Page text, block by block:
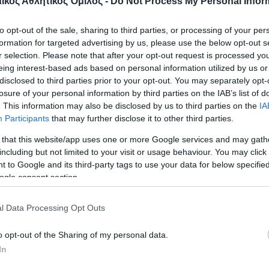
opt-out of the sale, sharing to third parties, or processing of your
for targeted advertising by us, please use the below opt-out
selection. Please note that after your opt-out request is processed
interest-based ads based on personal information utilized by us
to third parties prior to your opt-out. You may separately
of your personal information by third parties on the IAB’s list of
This information may also be disclosed by us to third parties on the
Participants that may further disclose it to other third parties.
that this website/app uses one or more Google services and may
but not limited to your visit or usage behaviour. You may
to Google and its third-party tags to use your data for below
consent section.
Data Processing Opt Outs
opt-out of the Sharing of my personal data.
Ελλάδας-Έφηβοι
Ελλάδας-Άνδρες
πρωτάθλημα Κέντρου Α Κατηγορίας Διεθνής
Άνδρες
Ανωμάλου δρόμου Άνδρες-Ομαδικό